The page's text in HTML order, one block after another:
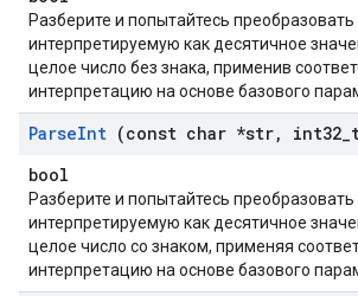
Разберите и попытайтесь преобразовать
интерпретируемую как десятичное
целое число без знака, применив
интерпретацию на основе базового
ParseInt (const char *str, int32
bool
Разберите и попытайтесь преобразовать
интерпретируемую как десятичное
целое число со знаком, применяя
интерпретацию на основе базового